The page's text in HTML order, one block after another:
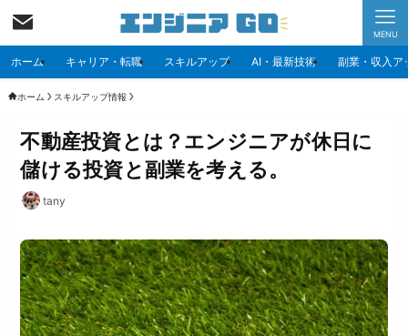
MENU
ホーム キャリア・転職 スキルアップ AI・最新技術 副業・収入ア
ホーム スキルアップ情報
不動産投資とは？エンジニアが休日に
儲ける投資と副業を考える。
tany